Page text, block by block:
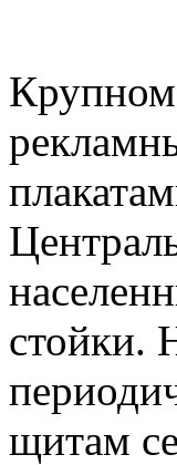
стойки.
щитам